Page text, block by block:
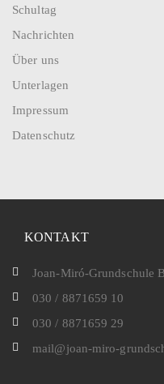
Schultag
Nachrichten
Über uns
Unterlagen
Impressum
Datenschutz
KONTAKT
Joan-Miró-Grundschule
030 / 8871659 10
030 / 8871659 29
mail@joan-miro-